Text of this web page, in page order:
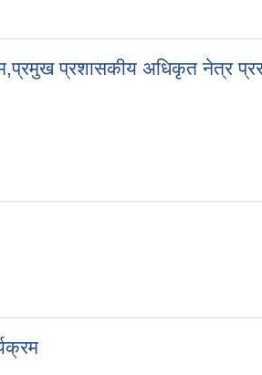
प्रशासकीय अधिकृत नेत्र